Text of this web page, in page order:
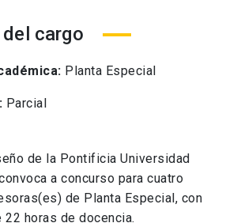
cargo
Planta Especial
Parcial
de la Pontificia Universidad
a concurso para cuatro
de Planta Especial, con
22 horas de docencia.